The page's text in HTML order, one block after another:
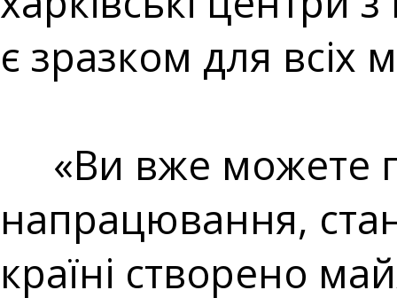
є зразком для всіх
«Ви вже можете
напрацювання,
країні створено